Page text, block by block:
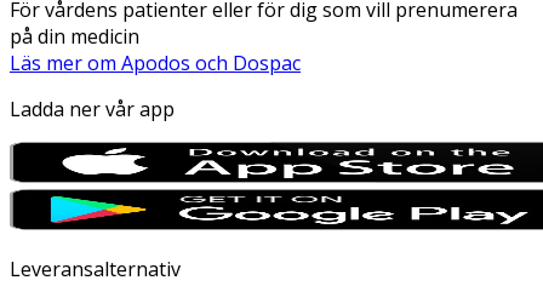
För vårdens patienter eller för dig som vill prenumerera
på din medicin
Läs mer om Apodos och Dospac
Ladda ner vår app
Leveransalternativ